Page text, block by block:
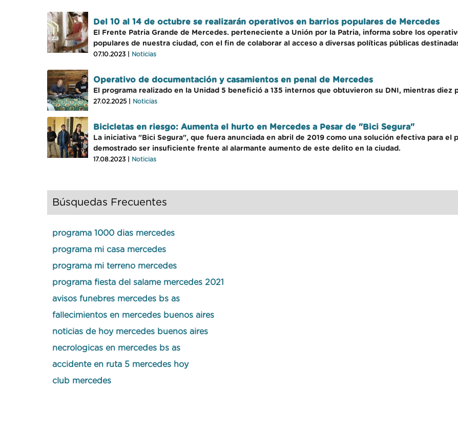
Del 10 al 14 de octubre se realizarán operativos en barrios populares de Mercedes
El Frente Patria Grande de Mercedes. perteneciente a Unión por la Patria, informa sobre los
populares de nuestra ciudad, con el fin de colaborar al acceso a diversas políticas públicas
07.10.2023 | Noticias
Operativo de documentación y casamientos en penal de Mercedes
El programa realizado en la Unidad 5 benefició a 135 internos que obtuvieron su DNI, mientras diez
27.02.2025 | Noticias
Bicicletas en riesgo: Aumenta el hurto en Mercedes a Pesar de "Bici Segura"
La iniciativa "Bici Segura", que fuera anunciada en abril de 2019 como una solución efectiva para el
demostrado ser insuficiente frente al alarmante aumento de este delito en la ciudad.
17.08.2023 | Noticias
Búsquedas Frecuentes
programa 1000 dias mercedes
programa mi casa mercedes
programa mi terreno mercedes
programa fiesta del salame mercedes 2021
avisos funebres mercedes bs as
fallecimientos en mercedes buenos aires
noticias de hoy mercedes buenos aires
necrologicas en mercedes bs as
accidente en ruta 5 mercedes hoy
club mercedes